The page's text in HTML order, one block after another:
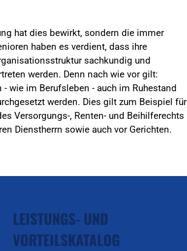
hat dies bewirkt, sondern die immer
haben es verdient, dass ihre
sachkundig und
werden. Denn nach wie vor gilt:
wie im Berufsleben - auch im Ruhestand
werden. Dies gilt zum Beispiel für
Versorgungs-, Renten- und Beihilferechts
Dienstherrn sowie auch vor Gerichten.
LEISTUNGS- UND
VORTEILSKATALOG